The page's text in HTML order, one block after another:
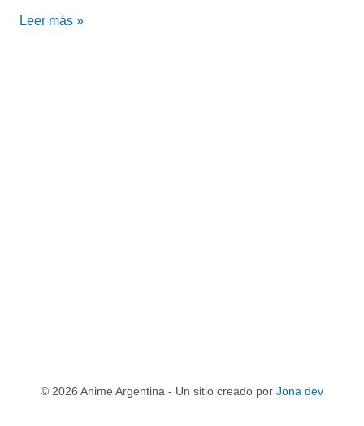
Leer más »
© 2026 Anime Argentina - Un sitio creado por Jona dev